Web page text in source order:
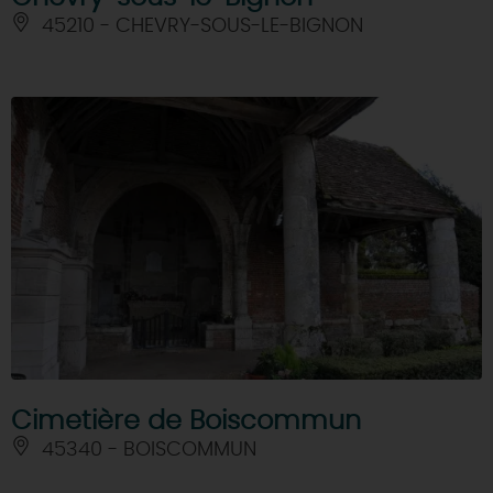
45210 - CHEVRY-SOUS-LE-BIGNON
Cimetière de Boiscommun
45340 - BOISCOMMUN